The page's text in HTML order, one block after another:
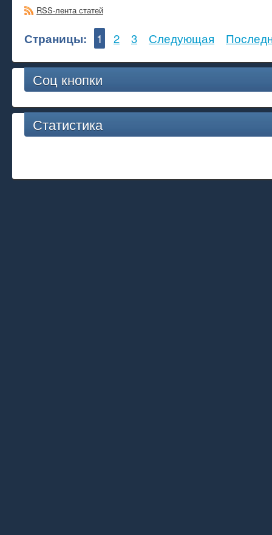
RSS-лента статей
Страницы: 1 2 3 Следующая
Соц кнопки
Статистика